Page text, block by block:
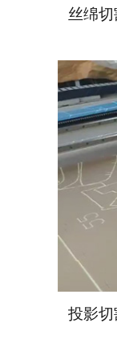
丝绵切
投影切